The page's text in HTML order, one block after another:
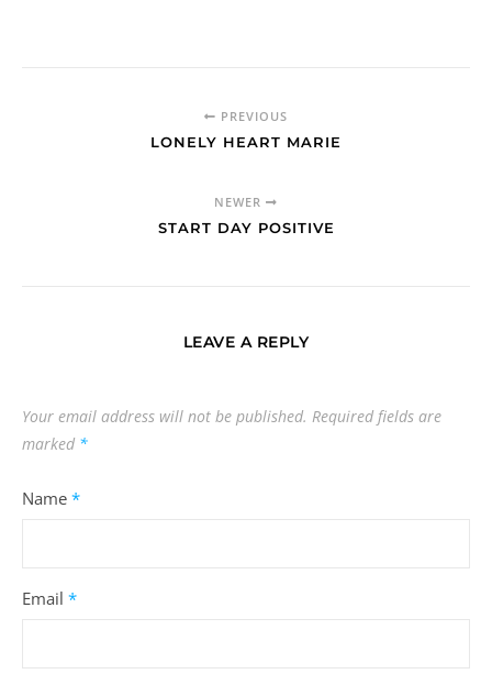
PREVIOUS
LONELY HEART MARIE
NEWER
START DAY POSITIVE
LEAVE A REPLY
Your email address will not be published. Required fields are
marked *
Name *
Email *